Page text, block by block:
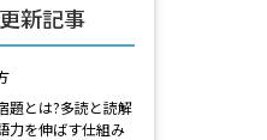
新記事
題とは?多読と読解
力を伸ばす仕組み